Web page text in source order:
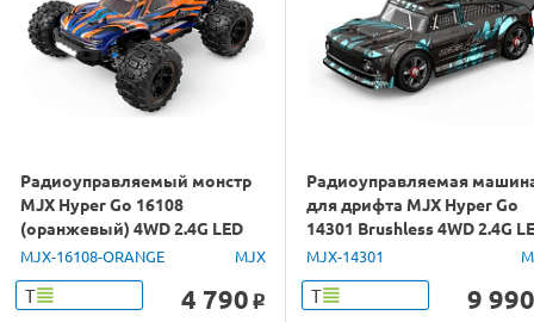
Радиоуправляемый монстр
MJX Hyper Go 16108
(оранжевый) 4WD 2.4G LED
1/16 RTR
MJX-16108-ORANGE MJX
Т 4 790 o
Радиоуправляемая
для дрифта MJX Hyper Go
14301 Brushless 4WD 2.4G
1/14 RTR
MJX-14301
Т 9 990